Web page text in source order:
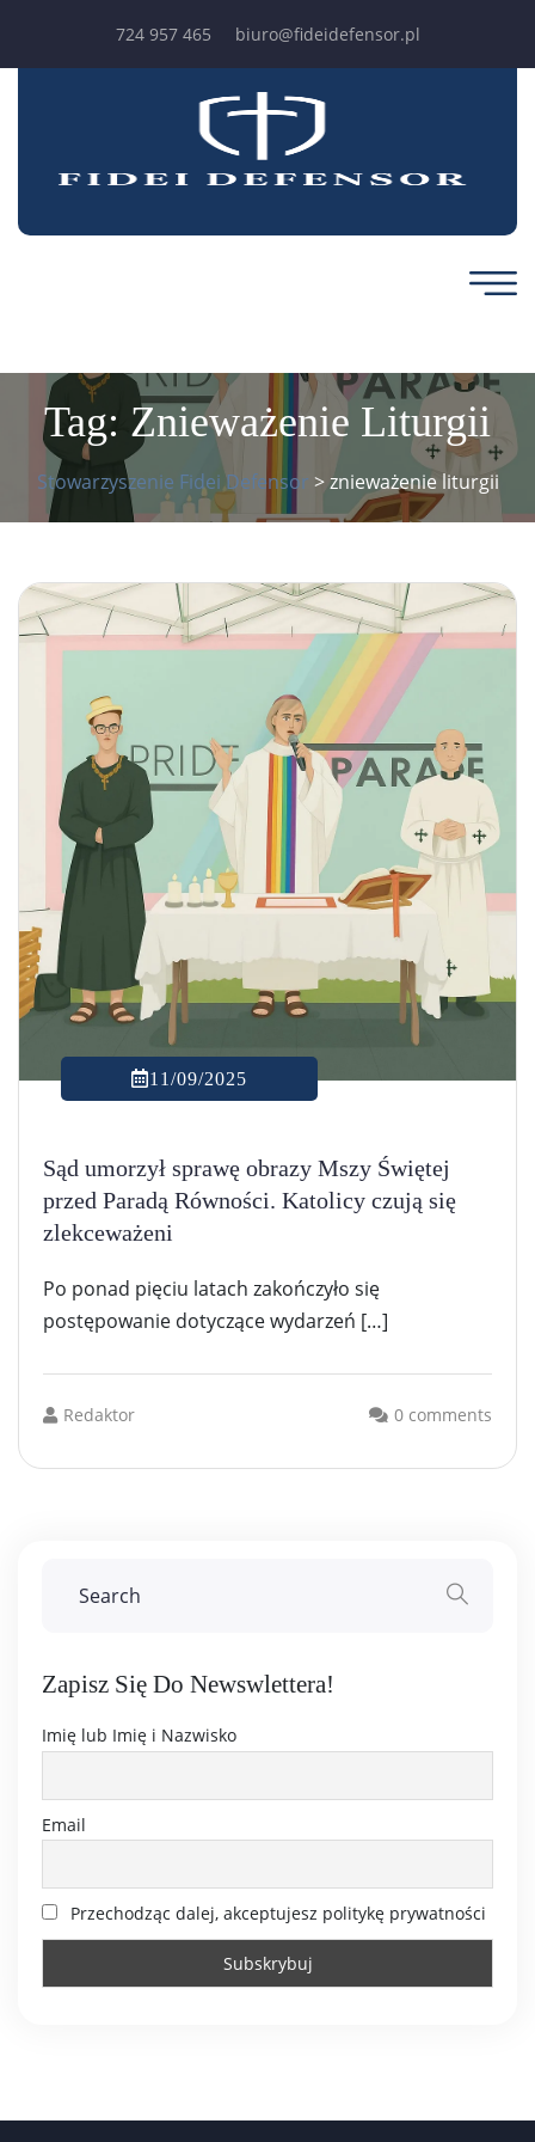
724 957 465 biuro@fideidefensor.pl
Tag: Znieważenie Liturgii
Stowarzyszenie Fidei Defensor >znieważenie liturgii
11/09/2025
Sąd umorzył sprawę obrazy Mszy Świętej
przed Paradą Równości. Katolicy czują się
zlekceważeni
Po ponad pięciu latach zakończyło się
postępowanie dotyczące wydarzeń […]
Redaktor 0 comments
Zapisz Się Do Newswlettera!
Imię lub Imię i Nazwisko
Email
Przechodząc dalej, akceptujesz politykę prywatności